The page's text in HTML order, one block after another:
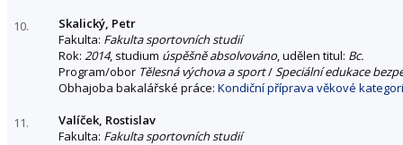
10.
Skalický, Petr
Fakulta: Fakulta sportovních studií
Rok: 2014, studium úspěšně absolvováno, udělen titul: Bc.
Program/obor Tělesná výchova a sport/Speciální edukace
Obhajoba bakalářské práce: Kondiční příprava věkové
11.
Valíček, Rostislav
Fakulta: Fakulta sportovních studií